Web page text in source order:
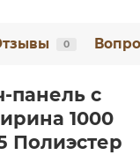
0
панель с
1000
Полиэстер